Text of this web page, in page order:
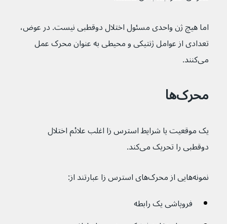
اما هیچ ژن واحدی مسئول اختلال دوقطبی نیست. در عوض،
تعدادی از عوامل ژنتیکی و محیطی به عنوان محرک عمل
می‌کنند.
محرک‌ها
یک موقعیت یا شرایط استرس زا اغلب علائم اختلال
دوقطبی را تحریک می‌کند.
نمونه‌هایی از محرک‌های استرس زا عبارتند از:
فروپاشی یک رابطه